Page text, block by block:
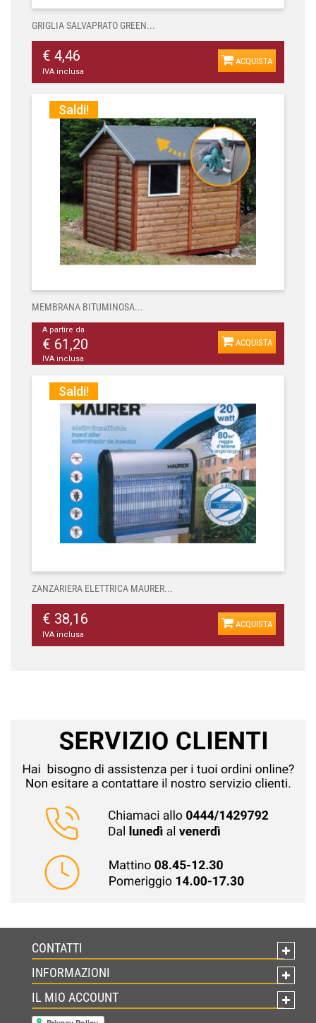
GRIGLIA SALVAPRATO GREEN...
€ 4,46
IVA inclusa
ACQUISTA
Saldi!
MEMBRANA BITUMINOSA...
A partire da
€ 61,20
IVA inclusa
ACQUISTA
Saldi!
ZANZARIERA ELETTRICA MAURER...
€ 38,16
IVA inclusa
ACQUISTA
CONTATTI
INFORMAZIONI
IL MIO ACCOUNT